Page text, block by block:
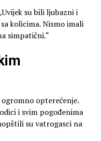
su bili ljubazni i
kolicima. Nismo imali
simpatični.“
opterećenje.
i svim pogođenima
su vatrogasci na